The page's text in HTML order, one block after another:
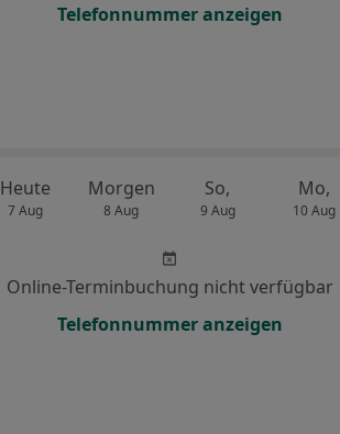
Telefonnummer anzeigen
Heute
7 Aug
Morgen
8 Aug
So,
9 Aug
Mo,
10 Aug
Online-Terminbuchung nicht verfügbar
Telefonnummer anzeigen